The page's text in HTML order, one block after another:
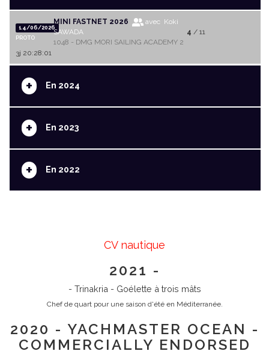
14/06/2026
PROTO
MINI FASTNET 2026
avec Koki
SAWADA
1048 - DMG MORI SAILING ACADEMY 2
4 / 11
3j 20:28:01
+ En 2024
+ En 2023
+ En 2022
CV nautique
2021 -
- Trinakria - Goélette à trois mâts
Chef de quart pour une saison d'été en Méditerranée.
2020 - YACHMASTER OCEAN -
COMMERCIALLY ENDORSED